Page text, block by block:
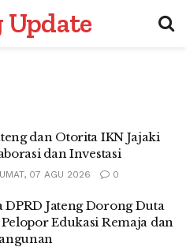
Update
dan Otorita IKN Jajaki
dan Investasi
07 AGU 2026 0
DPRD Jateng Dorong Duta
Pelopor Edukasi Remaja dan